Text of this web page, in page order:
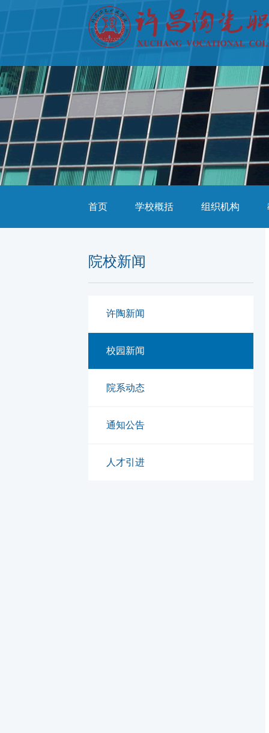
首页 学校概括 组织机构
院校新闻
许陶新闻
校园新闻
院系动态
通知公告
人才引进